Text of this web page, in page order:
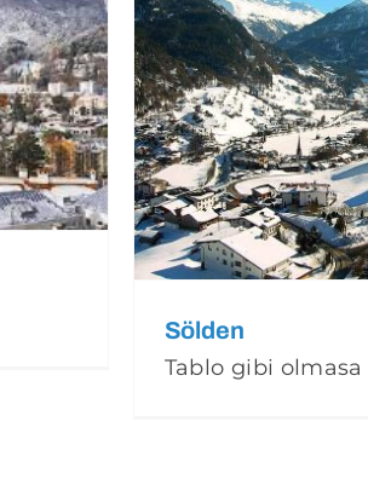
Sölden
Tablo gibi